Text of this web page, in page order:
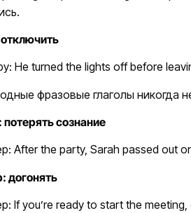
He turned the lights off before
фразовые глаголы никогда
потерять сознание
After the party, Sarah passed out
догонять
If you’re ready to start the